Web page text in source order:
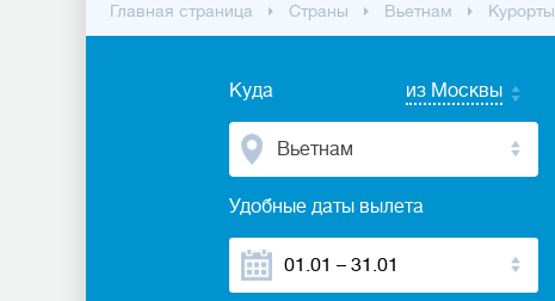
Главная страница Cтраны Вьетнам Курорты
Куда из Москвы
Вьетнам
Удобные даты вылета